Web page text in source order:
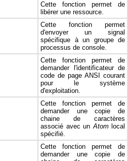
Cette fonction permet de
libérer une ressource.
Cette fonction permet
d'envoyer un signal
spécifique à un groupe de
processus de console.
Cette fonction permet de
demander l'identificateur de
code de page ANSI courant
pour le système
d'exploitation.
Cette fonction permet de
demander une copie de
chaine de caractères
associé avec unAtomlocal
spécifié.
Cette fonction permet de
demander une copie de